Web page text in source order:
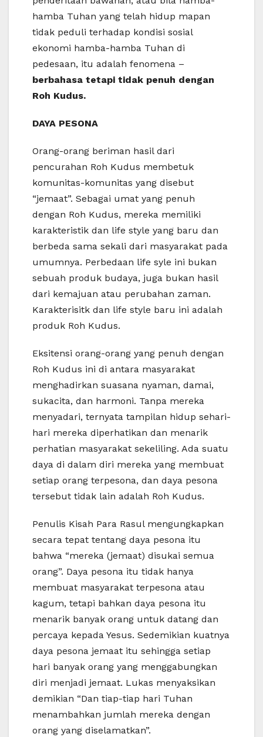
hamba Tuhan yang telah hidup mapan
tidak peduli terhadap kondisi sosial
ekonomi hamba-hamba Tuhan di
pedesaan, itu adalah fenomena –
berbahasa tetapi tidak penuh dengan
Roh Kudus.
DAYA PESONA
Orang-orang beriman hasil dari
pencurahan Roh Kudus membetuk
komunitas-komunitas yang disebut
“jemaat”. Sebagai umat yang penuh
dengan Roh Kudus, mereka memiliki
karakteristik dan life style yang baru dan
berbeda sama sekali dari masyarakat pada
umumnya. Perbedaan life syle ini bukan
sebuah produk budaya, juga bukan hasil
dari kemajuan atau perubahan zaman.
Karakterisitk dan life style baru ini adalah
produk Roh Kudus.
Eksitensi orang-orang yang penuh dengan
Roh Kudus ini di antara masyarakat
menghadirkan suasana nyaman, damai,
sukacita, dan harmoni. Tanpa mereka
menyadari, ternyata tampilan hidup sehari-
hari mereka diperhatikan dan menarik
perhatian masyarakat sekeliling. Ada suatu
daya di dalam diri mereka yang membuat
setiap orang terpesona, dan daya pesona
tersebut tidak lain adalah Roh Kudus.
Penulis Kisah Para Rasul mengungkapkan
secara tepat tentang daya pesona itu
bahwa “mereka (jemaat) disukai semua
orang”. Daya pesona itu tidak hanya
membuat masyarakat terpesona atau
kagum, tetapi bahkan daya pesona itu
menarik banyak orang untuk datang dan
percaya kepada Yesus. Sedemikian kuatnya
daya pesona jemaat itu sehingga setiap
hari banyak orang yang menggabungkan
diri menjadi jemaat. Lukas menyaksikan
demikian “Dan tiap-tiap hari Tuhan
menambahkan jumlah mereka dengan
orang yang diselamatkan”.